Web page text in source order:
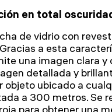
en total
de vidrio con
a esta
una imagen clara
detallada y
ubicado a
a 300 metros. Se